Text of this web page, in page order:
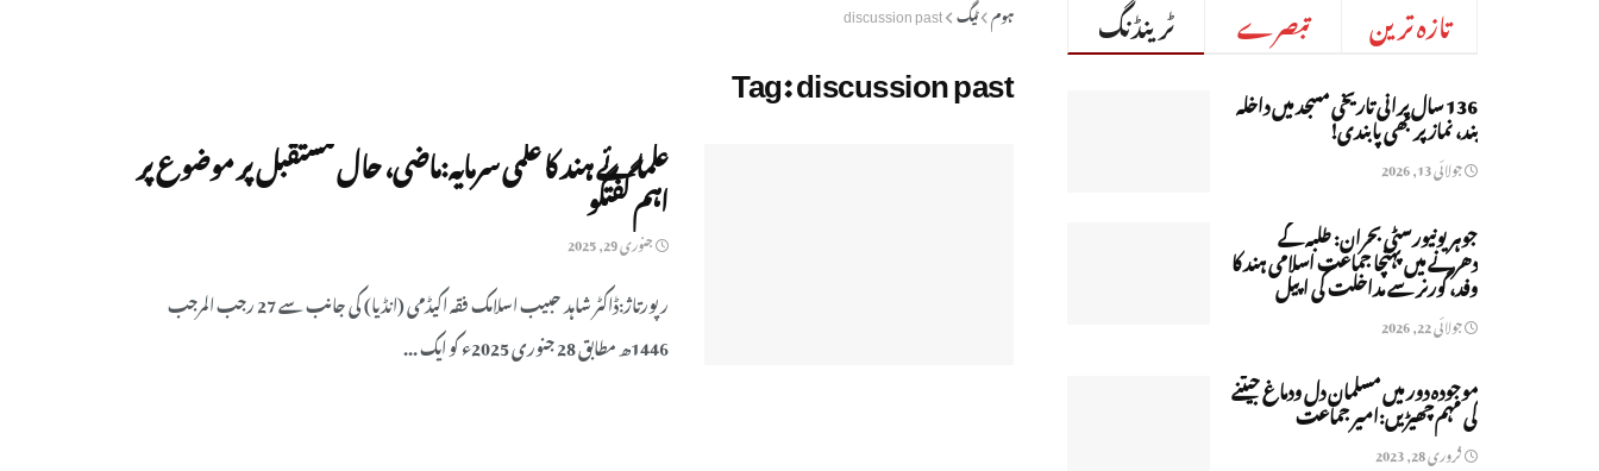
ہوم ٹیگ discussion past
Tag:discussion past
علمائے ہند کا علمی سرمایہ:ماضی، حال مستقبل پر موضوع پر
اہم گفتگو
جنوری 29, 2025
رپورتاژ:ڈاکٹر شاہد حبیب اسلامک فقہ اکیڈمی (انڈیا) کی جانب سے 27 رجب المرجب
1446ھ مطابق 28 جنوری 2025ء کو ایک ...
ٹرینڈنگ تبصرے تازہ ترین
136 سال پرانی تاریخی مسجد میں داخلہ
بند، نماز پر بھی پابندی!
جولائی 13, 2026
جوہر یونیورسٹی بحران: طلبہ کے
دھرنے میں پہنچا جماعت اسلامی ہند کا
وفد، گورنر سے مداخلت کی اپیل
جولائی 22, 2026
موجودہ دور میں مسلمان دل ودماغ جیتنے
کی مہم چھیڑیں:امیر جماعت
فروری 28, 2023